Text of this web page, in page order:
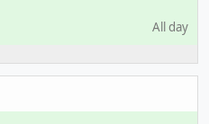
All day